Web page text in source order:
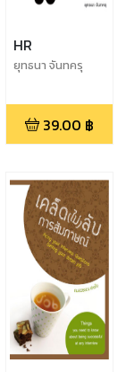
HR
ยุทธนา จันทครุ
39.00 ฿